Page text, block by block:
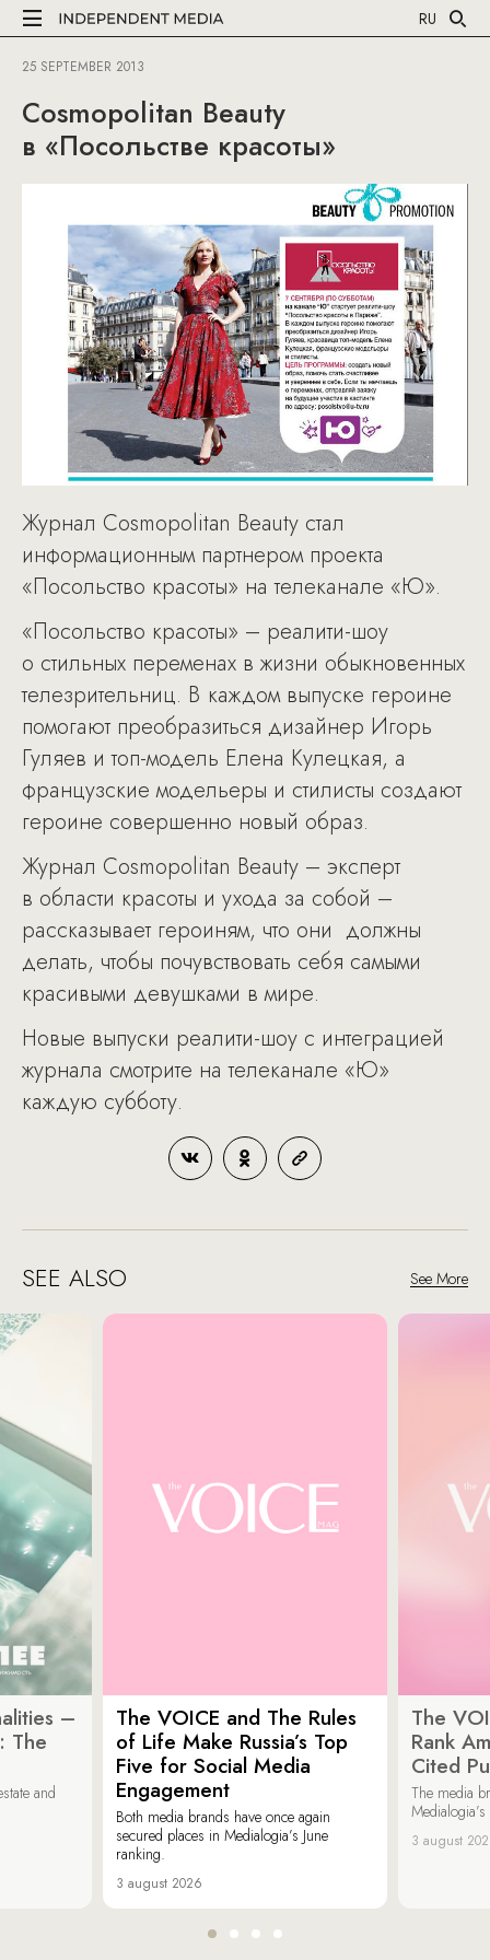
RU
25 SEPTEMBER 2013
Cosmopolitan Beauty
в «Посольстве красоты»
Журнал Cosmopolitan Beauty стал
информационным партнером проекта
«Посольство красоты» на телеканале «Ю».
«Посольство красоты» – реалити-шоу
о стильных переменах в жизни обыкновенных
телезрительниц. В каждом выпуске героине
помогают преобразиться дизайнер Игорь
Гуляев и топ-модель Елена Кулецкая, а
французские модельеры и стилисты создают
героине совершенно новый образ.
Журнал Cosmopolitan Beauty – эксперт
в области красоты и ухода за собой –
рассказывает героиням, что они должны
делать, чтобы почувствовать себя самыми
красивыми девушками в мире.
Новые выпуски реалити-шоу с интеграцией
журнала смотрите на телеканале «Ю»
каждую субботу.
SEE ALSO See More
–
The
and
The VOICE and The Rules
of Life Make Russia’s Top
Five for Social Media
Engagement
Both media brands have once again
secured places in Medialogia’s June
ranking.
3 august 2026
The
Rank
Cited
The media
3 august